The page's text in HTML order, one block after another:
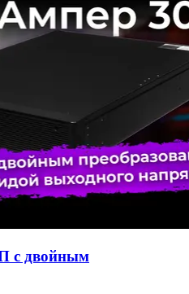
с двойным